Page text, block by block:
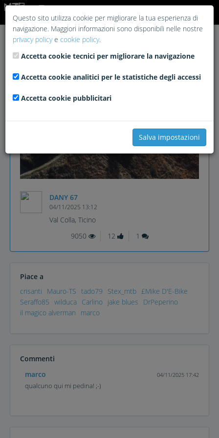
DANY 67
04/11/2025 13:12
Val Colla, Ticino
9050
12 1
Piace a
crisanti
Mauro-TS tado79 Stex_mtb £Mike D'E-Bike
Seraffo85 wilduca Carlino jake blues
DrPeperino
il magico alverman
marco
Commenti
04/11/2025 17:42
marco
qualcuno qui mi pedina! ;-)
Questo sito utilizza cookie per migliorare la tua esperienza di
navigazione. Maggiori informazioni sono disponibili nelle nostre
privacy policye cookie policy.
Accetta cookie tecnici per migliorare la navigazione
Accetta cookie analitici per le statistiche degli accessi
Accetta cookie pubblicitari
Salva impostazioni